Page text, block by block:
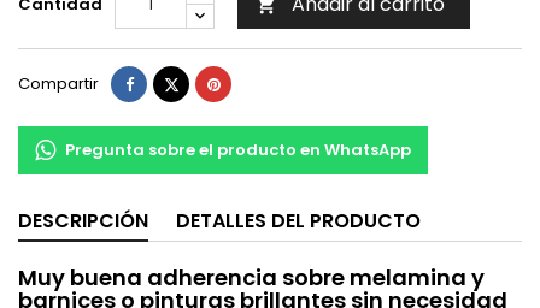

Compartir Compartir
TuitearPinterest
Pregunta sobre el producto en WhatsApp
DESCRIPCIÓN DETALLES DEL PRODUCTO
Muy buena adherencia sobre melamina y
barnices o pinturas brillantes sin necesidad